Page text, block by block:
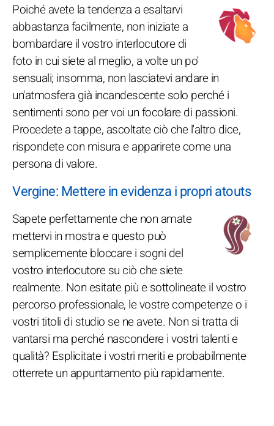
Poiché avete la tendenza a esaltarvi
abbastanza facilmente, non iniziate a
bombardare il vostro interlocutore di
foto in cui siete al meglio, a volte un po'
sensuali; insomma, non lasciatevi andare in
un'atmosfera già incandescente solo perché i
sentimenti sono per voi un focolare di passioni.
Procedete a tappe, ascoltate ciò che l'altro dice,
rispondete con misura e apparirete come una
persona di valore.
Vergine: Mettere in evidenza i propri atouts
Sapete perfettamente che non amate
mettervi in mostra e questo può
semplicemente bloccare i sogni del
vostro interlocutore su ciò che siete
realmente. Non esitate più e sottolineate il vostro
percorso professionale, le vostre competenze o i
vostri titoli di studio se ne avete. Non si tratta di
vantarsi ma perché nascondere i vostri talenti e
qualità? Esplicitate i vostri meriti e probabilmente
otterrete un appuntamento più rapidamente.